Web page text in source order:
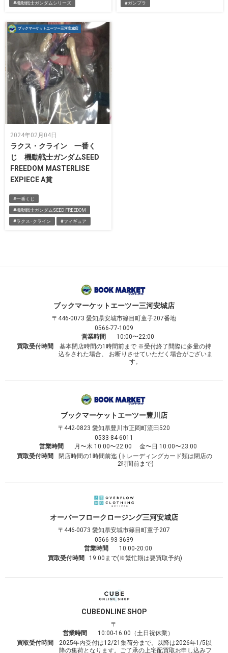
#機動戦士ガンダムシリーズ #ガンプラ
ブックマーケットエーツー三河安城店
2024年02月04日
ラクス・クライン 一番く
じ 機動戦士ガンダムSEED
FREEDOM MASTERLISE
EXPIECE A賞
#一番くじ
#機動戦士ガンダムSEED FREEDOM
#ラクス･クライン #フィギュア
ブックマーケットエーツー三河安城店
〒446-0073 愛知県安城市篠目町童子207番地
0566-77-1009
営業時間
10:00〜22:00
買取受付時間
基本閉店時間の1時間前まで ※受付終了間際に多量の持
込をされた場合、 お断りさせていただく場合がございま
す。
ブックマーケットエーツー豊川店
〒442-0823 愛知県豊川市正岡町流田520
0533-84-6011
営業時間
月〜木 10:00〜22:00 金〜日 10:00〜23:00
買取受付時間
閉店時間の1時間前迄 (トレーディングカード類は閉店の
2時間前まで)
オーバーフロークロージング三河安城店
〒446-0073 愛知県安城市篠目町童子207
0566-93-3639
営業時間
10:00-20:00
買取受付時間
19:00まで(※繁忙期は要買取予約)
CUBEONLINE SHOP
〒
営業時間
10:00-16:00（土日祝休業）
買取受付時間
2025年内受付は12/21集荷分まで。以降は2026年1/5以
降の集荷となります。ご了承の上宅配買取お申し込みフ